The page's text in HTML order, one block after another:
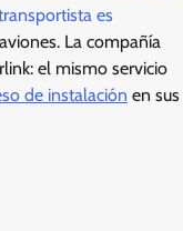
es
La compañía
el mismo servicio
de instalación en sus